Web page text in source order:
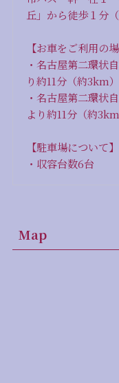
丘」から徒歩１分（
【お車をご利用の場
・名古屋第二環状
り約11分（約3km）
・名古屋第二環状
より約11分（約3km
【駐車場について】
・収容台数6台
Map